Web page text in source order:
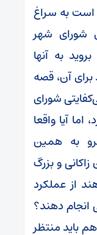
به سراغ
شورای شهر
به آنها
برای آن، قصه
شورای
اما آیا واقعا
به همین
و بزرگ
از عملکرد
۴ ماه دفاعی انجام دهند؟
هم باید منتظر